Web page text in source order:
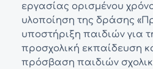
εργασίας ορισμένου
υλοποίηση της δράσης
υποστήριξη παιδιών για
προσχολική εκπαίδευση
πρόσβαση παιδιών